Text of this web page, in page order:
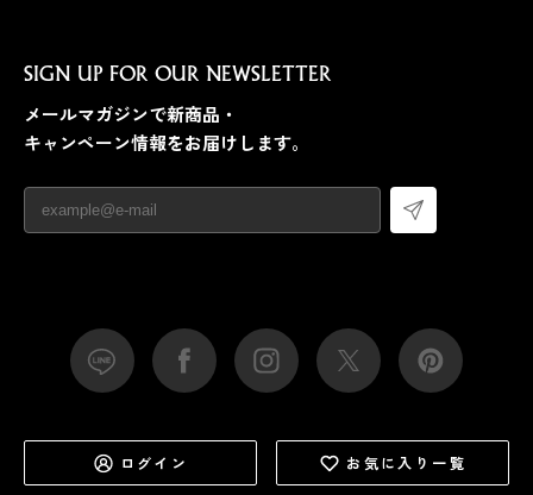
SIGN UP FOR OUR NEWSLETTER
メールマガジンで新商品・
キャンペーン情報をお届けします。
ログイン お気に入り一覧